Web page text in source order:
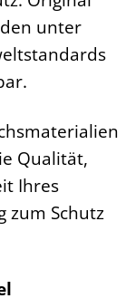
unter
Qualität,
Ihres
zum Schutz